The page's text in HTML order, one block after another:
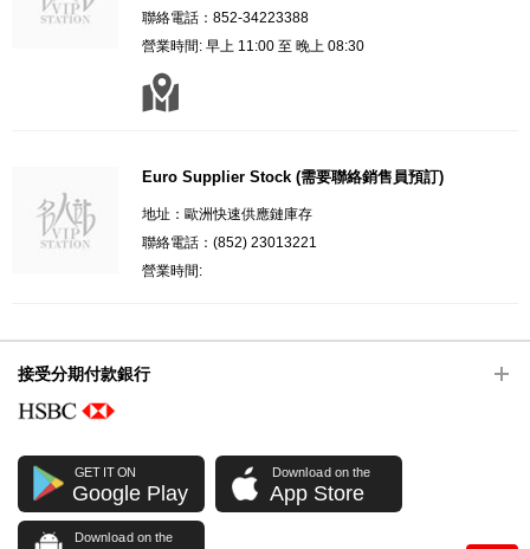
聯絡電話：852-34223388
營業時間: 早上 11:00 至 晚上 08:30
Euro Supplier Stock (需要聯絡銷售員預訂)
地址：歐洲快速供應鏈庫存
聯絡電話：(852) 23013221
營業時間:
接受分期付款銀行
GET IT ON
Google Play
Download on the
App Store
Download on the